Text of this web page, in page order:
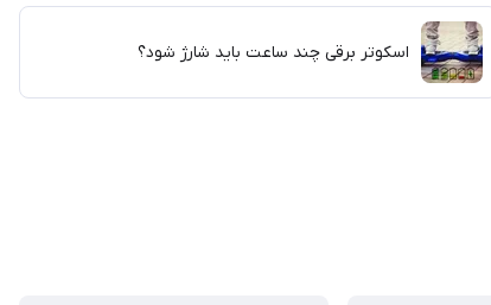
اسکوتر برقی چند ساعت باید شارژ شود؟